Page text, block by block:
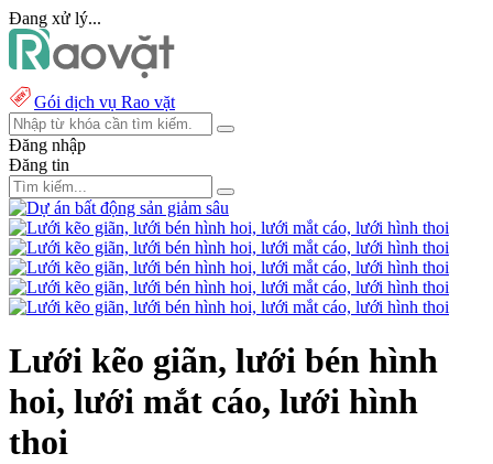
Đang xử lý...
Gói dịch vụ Rao vặt
Đăng nhập
Đăng tin
Lưới kẽo giãn, lưới bén hình
hoi, lưới mắt cáo, lưới hình
thoi